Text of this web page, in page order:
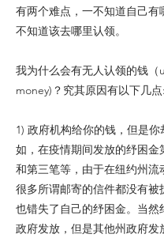
有两个难点，一不知道自己有
不知道该去哪里认领。
我为什么会有无人认领的钱（
money)？究其原因有
1) 政府机构给你的钱，但是你
如，在疫情期间发放的纾困金
和第三笔等，由于在纽约州流
很多所谓邮寄的信件都没有被
也错失了自己的纾困金。当然
政府发放，但是其他州政府发